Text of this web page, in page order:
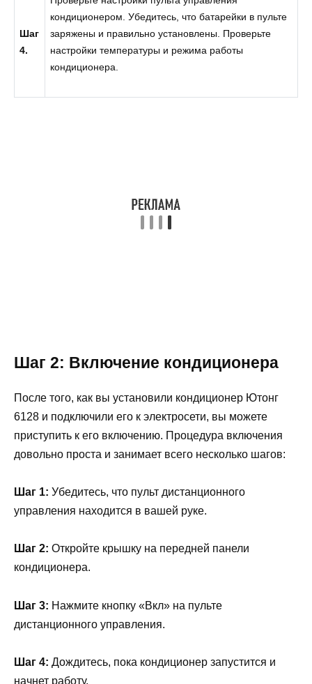
Шаг
4.
кондиционером. Убедитесь, что батарейки в пульте
заряжены и правильно установлены. Проверьте
настройки температуры и режима работы
кондиционера.
Шаг 2: Включение кондиционера
После того, как вы установили кондиционер Ютонг
6128 и подключили его к электросети, вы можете
приступить к его включению. Процедура включения
довольно проста и занимает всего несколько шагов:
Шаг 1: Убедитесь, что пульт дистанционного
управления находится в вашей руке.
Шаг 2: Откройте крышку на передней панели
кондиционера.
Шаг 3: Нажмите кнопку «Вкл» на пульте
дистанционного управления.
Шаг 4: Дождитесь, пока кондиционер запустится и
начнет работу.